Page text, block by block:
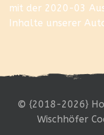
mit der 2020-03
Inhalte unserer
© {2018-2026}
Wischhöfer